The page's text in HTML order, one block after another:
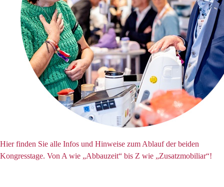
Hier finden Sie alle Infos und Hinweise zum Ablauf der beiden
Kongresstage. Von A wie „Abbauzeit“ bis Z wie „Zusatzmobiliar“!